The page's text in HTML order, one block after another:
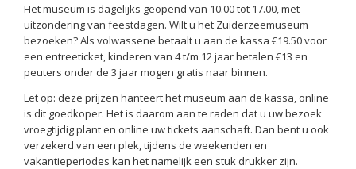
Het museum is dagelijks geopend van 10.00 tot 17.00, met
uitzondering van feestdagen. Wilt u het Zuiderzeemuseum
bezoeken? Als volwassene betaalt u aan de kassa €19.50 voor
een entreeticket, kinderen van 4 t/m 12 jaar betalen €13 en
peuters onder de 3 jaar mogen gratis naar binnen.
Let op: deze prijzen hanteert het museum aan de kassa, online
is dit goedkoper. Het is daarom aan te raden dat u uw bezoek
vroegtijdig plant en online uw tickets aanschaft. Dan bent u ook
verzekerd van een plek, tijdens de weekenden en
vakantieperiodes kan het namelijk een stuk drukker zijn.